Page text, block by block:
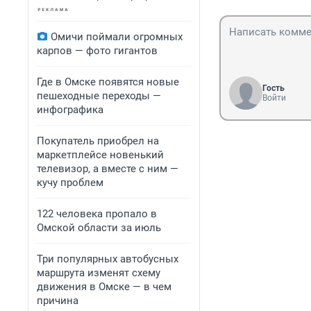
Омичи поймали огромных
карпов — фото гигантов
Где в Омске появятся новые
пешеходные переходы —
инфографика
Покупатель приобрел на
маркетплейсе новенький
телевизор, а вместе с ним —
кучу проблем
122 человека пропало в
Омской области за июль
Три популярных автобусных
маршрута изменят схему
движения в Омске — в чем
причина
Гость
Войти